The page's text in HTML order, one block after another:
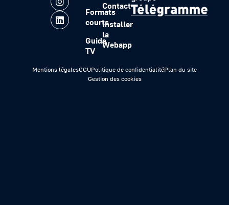
Formats
courts
Guide
TV
Contact
Installer
la
Webapp
Mentions légalesCGUPolitique de confidentialitéPlan du site
Gestion des cookies